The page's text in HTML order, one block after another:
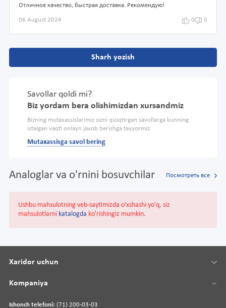
Отличное качество, быстрая доставка. Рекомендую!
06 August 2024 0 0
Sharh yozish
Savollar qoldi mi?
Biz yordam bera olishimizdan xursandmiz
Bizning mutaxassislarimiz sizni qiziqtirgan savollarga kunning
istalgan vaqti onlayn javob berishga tayyormiz.
Mutaxassisga savol bering
Analoglar va o'rnini bosuvchilar Посмотреть все
Ushbu mahsulotning veb-saytimizda o'xshashi yo'q, siz
mahsulotlarni katalogda ko'rishingiz mumkin.
Ishonch telefoni: (71) 200-03-03
Xaridor uchun
Kompaniya